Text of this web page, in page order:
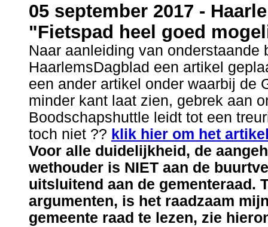
05 september 2017 -
"Fietspad heel goed
Naar aanleiding van onderstaande
HaarlemsDagblad een artikel
een ander artikel onder waarbij de
minder kant laat zien, gebrek aan
Boodschapshuttle leidt tot een
toch niet ?? klik hier om het
Voor alle duidelijkheid, de
wethouder is NIET aan de
uitsluitend aan de gementeraad.
argumenten, is het raadzaam
gemeente raad te lezen, zie